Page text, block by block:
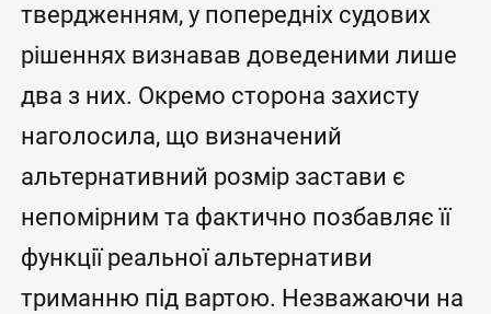
твердженням, у попередніх судових
рішеннях визнавав доведеними лише
два з них. Окремо сторона захисту
наголосила, що визначений
альтернативний розмір застави є
непомірним та фактично позбавляє її
функції реальної альтернативи
триманню під вартою. Незважаючи на